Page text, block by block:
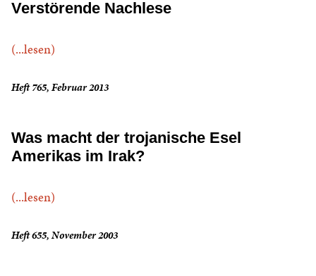
Verstörende Nachlese
(...lesen)
Heft 765, Februar 2013
Was macht der trojanische Esel
Amerikas im Irak?
(...lesen)
Heft 655, November 2003